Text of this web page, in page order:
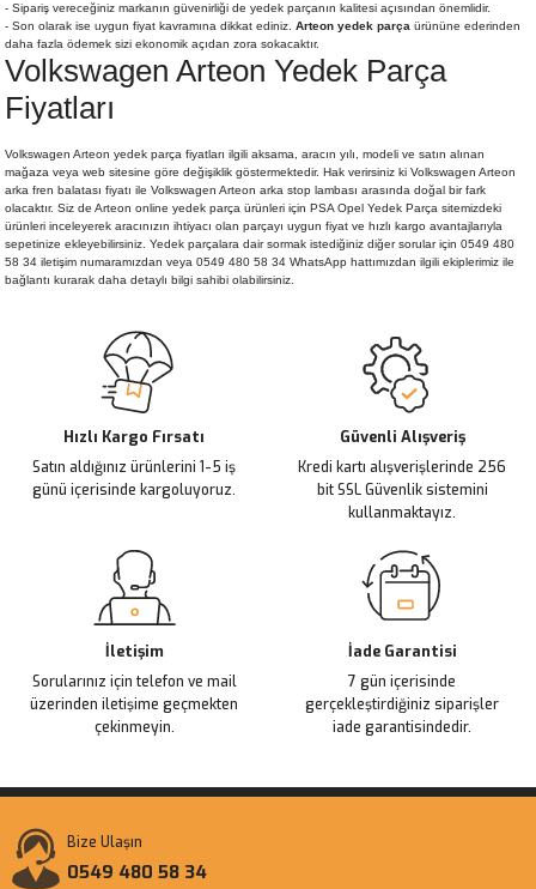
- Sipariş vereceğiniz markanın güvenirliği de yedek parçanın kalitesi açısından önemlidir.
- Son olarak ise uygun fiyat kavramına dikkat ediniz. Arteon yedek parça ürününe ederinden
daha fazla ödemek sizi ekonomik açıdan zora sokacaktır.
Volkswagen Arteon Yedek Parça
Fiyatları
Volkswagen Arteon yedek parça fiyatları ilgili aksama, aracın yılı, modeli ve satın alınan
mağaza veya web sitesine göre değişiklik göstermektedir. Hak verirsiniz ki Volkswagen Arteon
arka fren balatası fiyatı ile Volkswagen Arteon arka stop lambası arasında doğal bir fark
olacaktır. Siz de Arteon online yedek parça ürünleri için PSA Opel Yedek Parça sitemizdeki
ürünleri inceleyerek aracınızın ihtiyacı olan parçayı uygun fiyat ve hızlı kargo avantajlarıyla
sepetinize ekleyebilirsiniz. Yedek parçalara dair sormak istediğiniz diğer sorular için 0549 480
58 34 iletişim numaramızdan veya 0549 480 58 34 WhatsApp hattımızdan ilgili ekiplerimiz ile
bağlantı kurarak daha detaylı bilgi sahibi olabilirsiniz.
Hızlı Kargo Fırsatı
Satın aldığınız ürünlerini 1-5 iş
günü içerisinde kargoluyoruz.
Güvenli Alışveriş
Kredi kartı alışverişlerinde 256
bit SSL Güvenlik sistemini
kullanmaktayız.
İletişim
Sorularınız için telefon ve mail
üzerinden iletişime geçmekten
çekinmeyin.
İade Garantisi
7 gün içerisinde
gerçekleştirdiğiniz siparişler
iade garantisindedir.
Bize Ulaşın
0549 480 58 34